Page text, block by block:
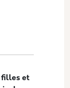
filles et